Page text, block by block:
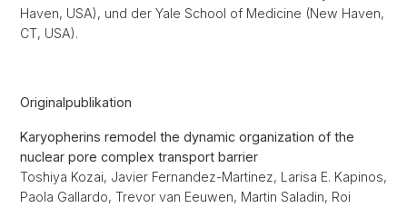
Haven, USA), und der Yale School of Medicine (New Haven,
CT, USA).
Originalpublikation
Karyopherins remodel the dynamic organization of the
nuclear pore complex transport barrier
Toshiya Kozai, Javier Fernandez-Martinez, Larisa E. Kapinos,
Paola Gallardo, Trevor van Eeuwen, Martin Saladin, Roi